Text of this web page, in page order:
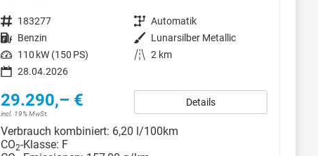
Fahrzeugnr. 183277 Getriebe Automatik
Kraftstoff Benzin Außenfarbe Lunarsilber Metallic
Leistung 110 kW (150 PS) Kilometerstand 2 km
28.04.2026
29.290,– €
incl. 19% MwSt.
Details
Verbrauch kombiniert: 6,20 l/100km
CO2-Klasse: F